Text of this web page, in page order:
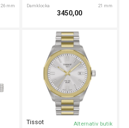
26 mm Damklocka 21 mm
3450,00
Tissot Alternativ butik